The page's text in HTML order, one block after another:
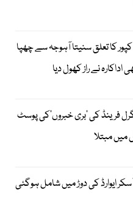
کپور کا تعلق سنیتا آہوجہ سے چھپا
اداکارہ نے راز کھول دیا
فرینڈ کی ’بری خبروں‘کی پوسٹ
مبتلا
آسکر ایوارڈ کی دوڑ میں شامل ہوگئی